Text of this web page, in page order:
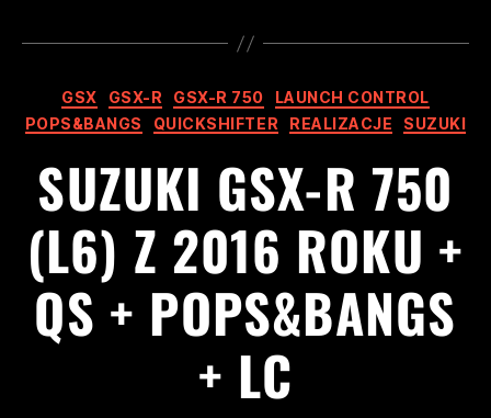
GSX GSX-R GSX-R 750
LAUNCH CONTROL
POPS&BANGS
QUICKSHIFTER REALIZACJE SUZUKI
SUZUKI GSX-R 750
(L6) Z 2016 ROKU +
QS + POPS&BANGS
+ LC